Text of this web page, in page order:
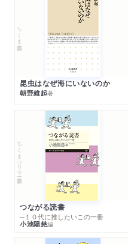
ちくま新書
昆虫はなぜ海にいないのか
朝野維起著
ちくまプリマー新書
つながる読書
─１０代に推したいこの一冊
小池陽慈編